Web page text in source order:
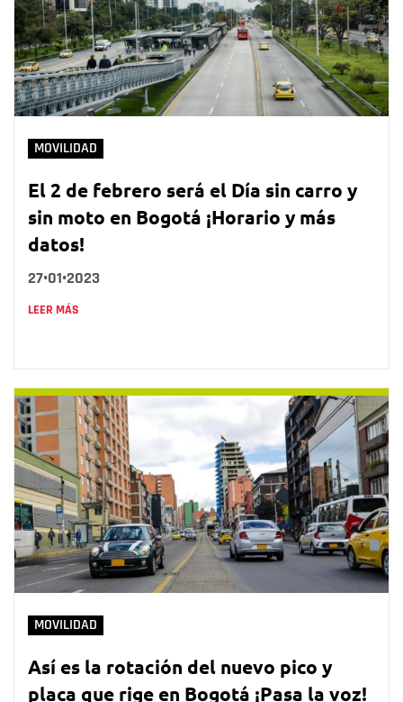
MOVILIDAD
El 2 de febrero será el Día sin carro y
sin moto en Bogotá ¡Horario y más
datos!
27•01•2023
LEER MÁS
MOVILIDAD
Así es la rotación del nuevo pico y
placa que rige en Bogotá ¡Pasa la voz!